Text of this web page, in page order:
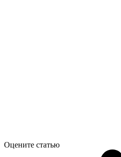
Оцените статью